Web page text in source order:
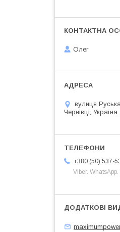
Олег
вулиця
Чернівці, Україна
+380 (50) 537-
Viber.